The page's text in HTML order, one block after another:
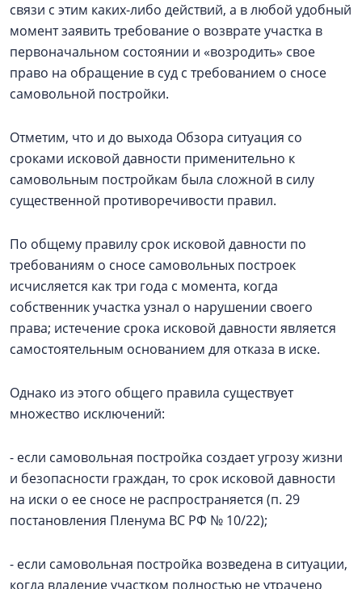
связи с этим каких-либо действий, а в любой удобный
момент заявить требование о возврате участка в
первоначальном состоянии и «возродить» свое
право на обращение в суд с требованием о сносе
самовольной постройки.
Отметим, что и до выхода Обзора ситуация со
сроками исковой давности применительно к
самовольным постройкам была сложной в силу
существенной противоречивости правил.
По общему правилу срок исковой давности по
требованиям о сносе самовольных построек
исчисляется как три года с момента, когда
собственник участка узнал о нарушении своего
права; истечение срока исковой давности является
самостоятельным основанием для отказа в иске.
Однако из этого общего правила существует
множество исключений:
- если самовольная постройка создает угрозу жизни
и безопасности граждан, то срок исковой давности
на иски о ее сносе не распространяется (п. 29
постановления Пленума ВС РФ № 10/22);
- если самовольная постройка возведена в ситуации,
когда владение участком полностью не утрачено